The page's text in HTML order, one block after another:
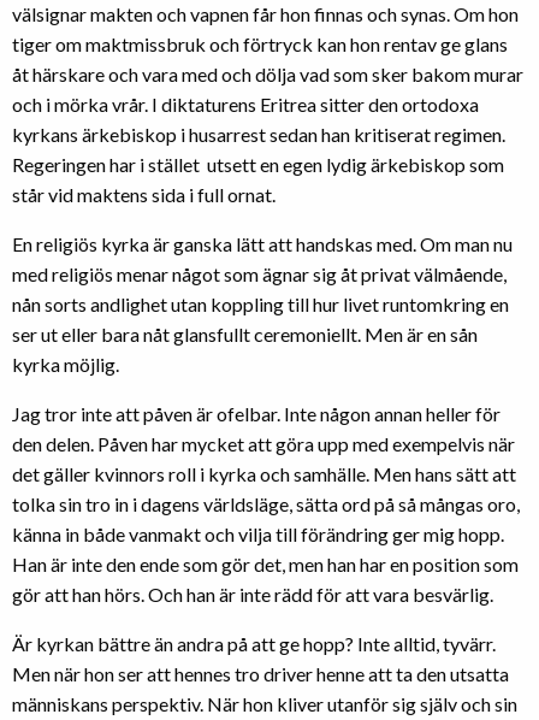
välsignar makten och vapnen får hon finnas och synas. Om hon
tiger om maktmissbruk och förtryck kan hon rentav ge glans
åt härskare och vara med och dölja vad som sker bakom murar
och i mörka vrår. I diktaturens Eritrea sitter den ortodoxa
kyrkans ärkebiskop i husarrest sedan han kritiserat regimen.
Regeringen har i stället utsett en egen lydig ärkebiskop som
står vid maktens sida i full ornat.
En religiös kyrka är ganska lätt att handskas med. Om man nu
med religiös menar något som ägnar sig åt privat välmående,
nån sorts andlighet utan koppling till hur livet runtomkring en
ser ut eller bara nåt glansfullt ceremoniellt. Men är en sån
kyrka möjlig.
Jag tror inte att påven är ofelbar. Inte någon annan heller för
den delen. Påven har mycket att göra upp med exempelvis när
det gäller kvinnors roll i kyrka och samhälle. Men hans sätt att
tolka sin tro in i dagens världsläge, sätta ord på så mångas oro,
känna in både vanmakt och vilja till förändring ger mig hopp.
Han är inte den ende som gör det, men han har en position som
gör att han hörs. Och han är inte rädd för att vara besvärlig.
Är kyrkan bättre än andra på att ge hopp? Inte alltid, tyvärr.
Men när hon ser att hennes tro driver henne att ta den utsatta
människans perspektiv. När hon kliver utanför sig själv och sin